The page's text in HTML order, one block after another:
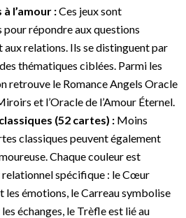
l’amour :Ces jeux sont
pour répondre aux questions
aux relations. Ils se distinguent par
thématiques ciblées. Parmi les
retrouve le Romance Angels Oracle
et l’Oracle de l’Amour Éternel.
(52 cartes) : Moins
classiques peuvent également
Chaque couleur est
relationnel spécifique : le Cœur
les émotions, le Carreau symbolise
échanges, le Trèfle est lié au